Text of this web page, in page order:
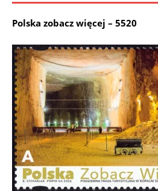
Polska zobacz więcej – 5520